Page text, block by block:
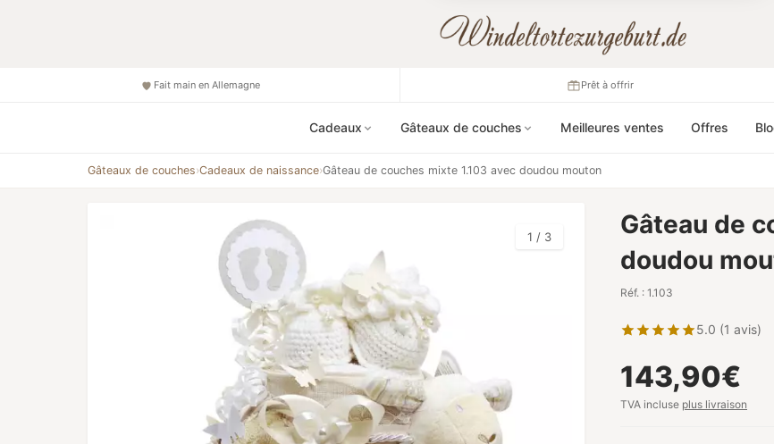
Fait main en Allemagne Prêt à offrir
Cadeaux Gâteaux de couches Meilleures ventes Offres
Gâteaux de couches›Cadeaux de naissance›Gâteau de couches mixte 1.103 avec doudou mouton
1 / 3
Gâteau de
doudou
Réf. : 1.103
5.0 (1 avis)
143,90€
TVA incluse plus livraison